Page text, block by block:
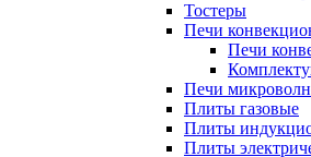
Тостеры
Печи
Печи
Печи
Плиты газовые
Плиты
Плиты